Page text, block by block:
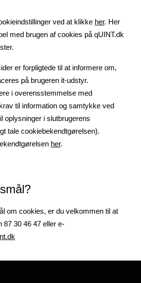
ved at klikke her. Her
med brugen af cookies på qUINT.dk
er forpligtede til at informere om,
på brugeren it-udstyr.
i overensstemmelse med
til information og samtykke ved
oplysninger i slutbrugerens
tale cookiebekendtgørelsen).
her.
om cookies, er du velkommen til at
87 30 46 47 eller e-